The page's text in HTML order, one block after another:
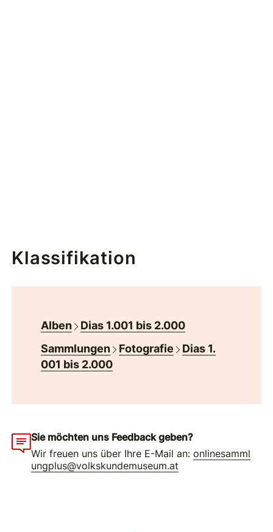
Klassifikation
Alben
Dias 1.001 bis 2.000
Sammlungen
Fotografie
Dias 1.
001 bis 2.000
Sie möchten uns Feedback geben?
Wir freuen uns über Ihre E-Mail an:onlinesamml
ungplus@volkskundemuseum.at